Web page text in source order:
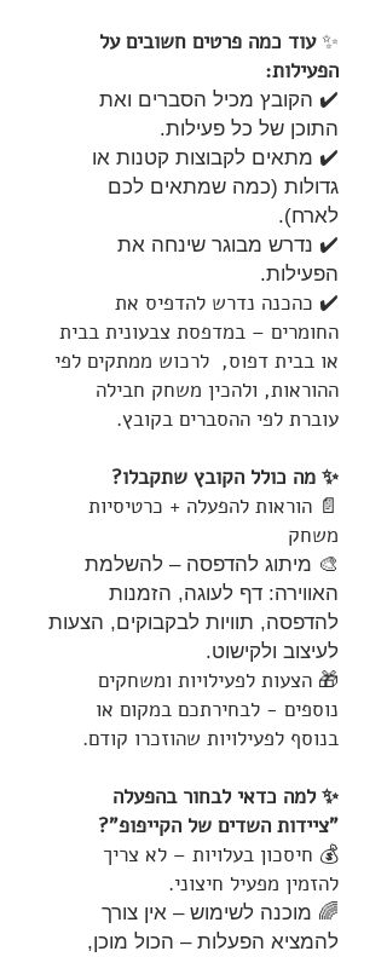
✨ עוד כמה פרטים חשובים על
הפעילות:
✔️ הקובץ מכיל הסברים ואת
התוכן של כל פעילות.
✔️ מתאים לקבוצות קטנות או
גדולות (כמה שמתאים לכם
לארח).
✔️ נדרש מבוגר שינחה את
הפעילות.
✔️ כהכנה נדרש להדפיס את
החומרים – במדפסת צבעונית בבית
או בבית דפוס, לרכוש ממתקים לפי
ההוראות, ולהכין משחק חבילה
עוברת לפי ההסברים בקובץ.
✨ מה כולל הקובץ שתקבלו?
📄 הוראות להפעלה + כרטיסיות
משחק
🎨 מיתוג להדפסה – להשלמת
האווירה: דף לעוגה, הזמנות
להדפסה, תוויות לבקבוקים, הצעות
לעיצוב ולקישוט.
🎁 הצעות לפעילויות ומשחקים
נוספים - לבחירתכם במקום או
בנוסף לפעילויות שהוזכרו קודם.
✨ למה כדאי לבחור בהפעלה
"ציידות השדים של הקייפופ"?
💰 חיסכון בעלויות – לא צריך
להזמין מפעיל חיצוני.
🌈 מוכנה לשימוש – אין צורך
להמציא הפעלות – הכול מוכן,